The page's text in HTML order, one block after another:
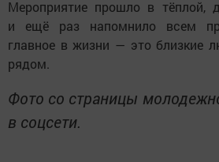
Мероприятие прошло в тёплой,
и ещё раз напомнило всем
главное в жизни — это близкие
рядом.
Фото со страницы
в соцсети.